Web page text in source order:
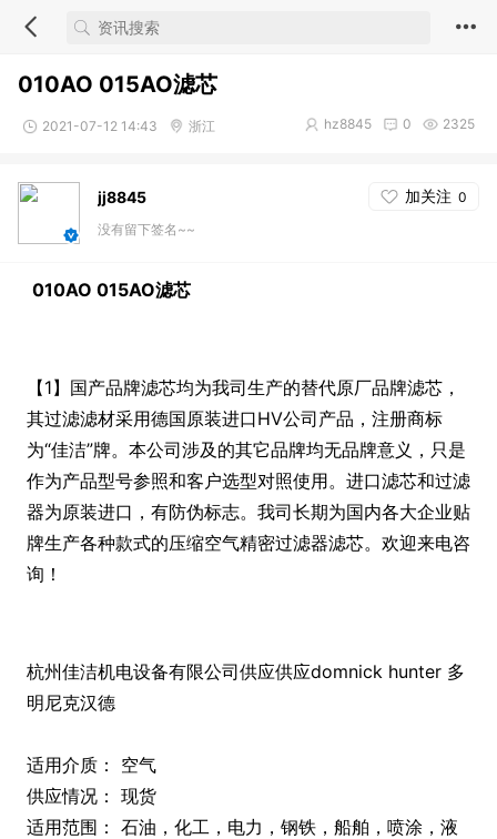
010AO 015AO滤芯
2021-07-12 14:43 浙江 2325
0
hz8845
jj8845 加关注 0
没有留下签名~~
010AO 015AO滤芯
【1】国产品牌滤芯均为我司生产的替代原厂品牌滤芯，
其过滤滤材采用德国原装进口HV公司产品，注册商标
为“佳洁”牌。本公司涉及的其它品牌均无品牌意义，只是
作为产品型号参照和客户选型对照使用。进口滤芯和过滤
器为原装进口，有防伪标志。我司长期为国内各大企业贴
牌生产各种款式的压缩空气精密过滤器滤芯。欢迎来电咨
询！
杭州佳洁机电设备有限公司供应供应domnick hunter 多
明尼克汉德
适用介质： 空气
供应情况： 现货
适用范围： 石油，化工，电力，钢铁，船舶，喷涂，液